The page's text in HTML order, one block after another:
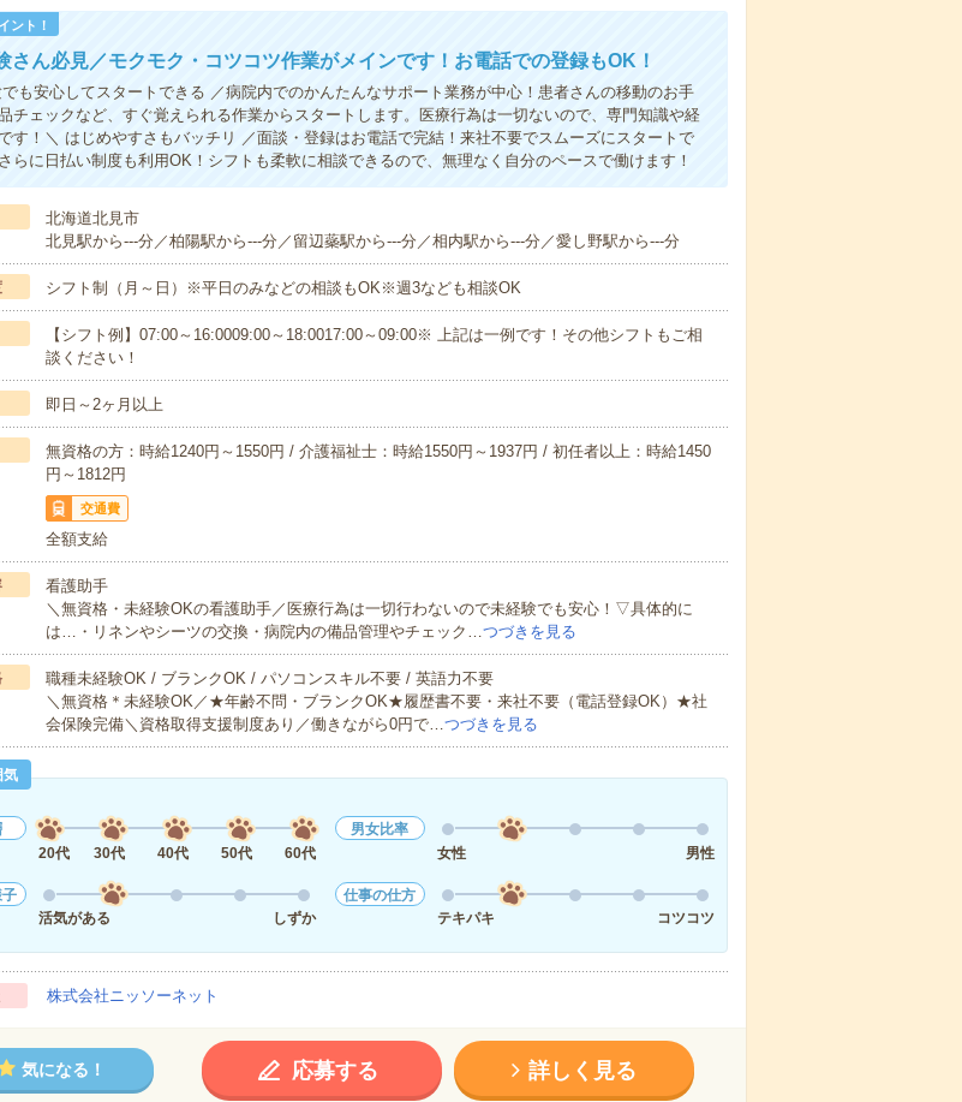
ント！
さん必見／モクモク・コツコツ作業がメインです！お電話での登録もOK！
も安心してスタートできる ／病院内でのかんたんなサポート業務が中心！患者さんの移動のお手
チェックなど、すぐ覚えられる作業からスタートします。医療行為は一切ないので、専門知識や経
す！＼ はじめやすさもバッチリ ／面談・登録はお電話で完結！来社不要でスムーズにスタートで
らに日払い制度も利用OK！シフトも柔軟に相談できるので、無理なく自分のペースで働けます！
北海道北見市
北見駅から---分／柏陽駅から---分／留辺蘂駅から---分／相内駅から---分／愛し野駅から---分
シフト制（月～日）※平日のみなどの相談もOK※週3なども相談OK
【シフト例】07:00～16:0009:00～18:0017:00～09:00※ 上記は一例です！その他シフトもご相
談ください！
即日～2ヶ月以上
無資格の方：時給1240円～1550円 / 介護福祉士：時給1550円～1937円 / 初任者以上：時給1450
円～1812円
交通費
全額支給
看護助手
＼無資格・未経験OKの看護助手／医療行為は一切行わないので未経験でも安心！▽具体的に
は…・リネンやシーツの交換・病院内の備品管理やチェック…つづきを見る
職種未経験OK / ブランクOK / パソコンスキル不要 / 英語力不要
＼無資格＊未経験OK／★年齢不問・ブランクOK★履歴書不要・来社不要（電話登録OK）★社
会保険完備＼資格取得支援制度あり／働きながら0円で…つづきを見る
気
20代
30代 40代 50代 60代
男女比率
女性
男性
活気がある
しずか
仕事の仕方
テキパキ
コツコツ
株式会社ニッソーネット
気になる！ 応募する 詳しく見る